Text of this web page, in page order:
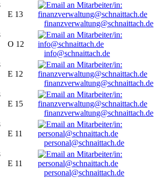
E 13
finanzverwaltung@schnaittach.de
O 12
info@schnaittach.de
E 12
finanzverwaltung@schnaittach.de
E 15
finanzverwaltung@schnaittach.de
E 11
personal@schnaittach.de
E 11
personal@schnaittach.de